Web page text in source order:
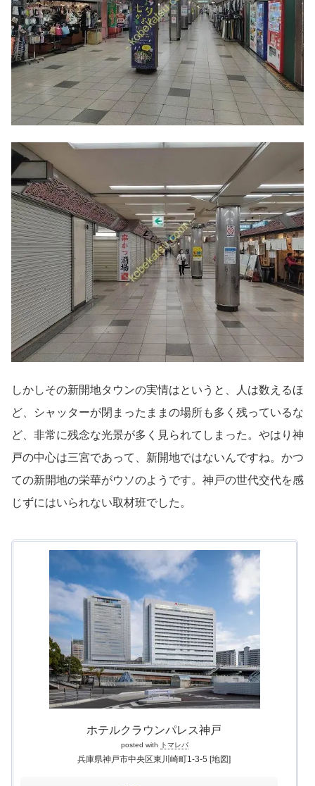
しかしその新開地タウンの実情はというと、人は数えるほ
ど、シャッターが閉まったままの場所も多く残っているな
ど、非常に残念な光景が多く見られてしまった。やはり神
戸の中心は三宮であって、新開地ではないんですね。かつ
ての新開地の栄華がウソのようです。神戸の世代交代を感
じずにはいられない取材班でした。
ホテルクラウンパレス神戸
posted with トマレバ
兵庫県神戸市中央区東川崎町1-3-5[地図]